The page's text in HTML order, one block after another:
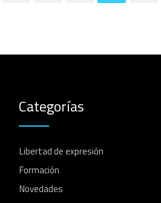
Categorías
Libertad de expresión
Formación
Novedades